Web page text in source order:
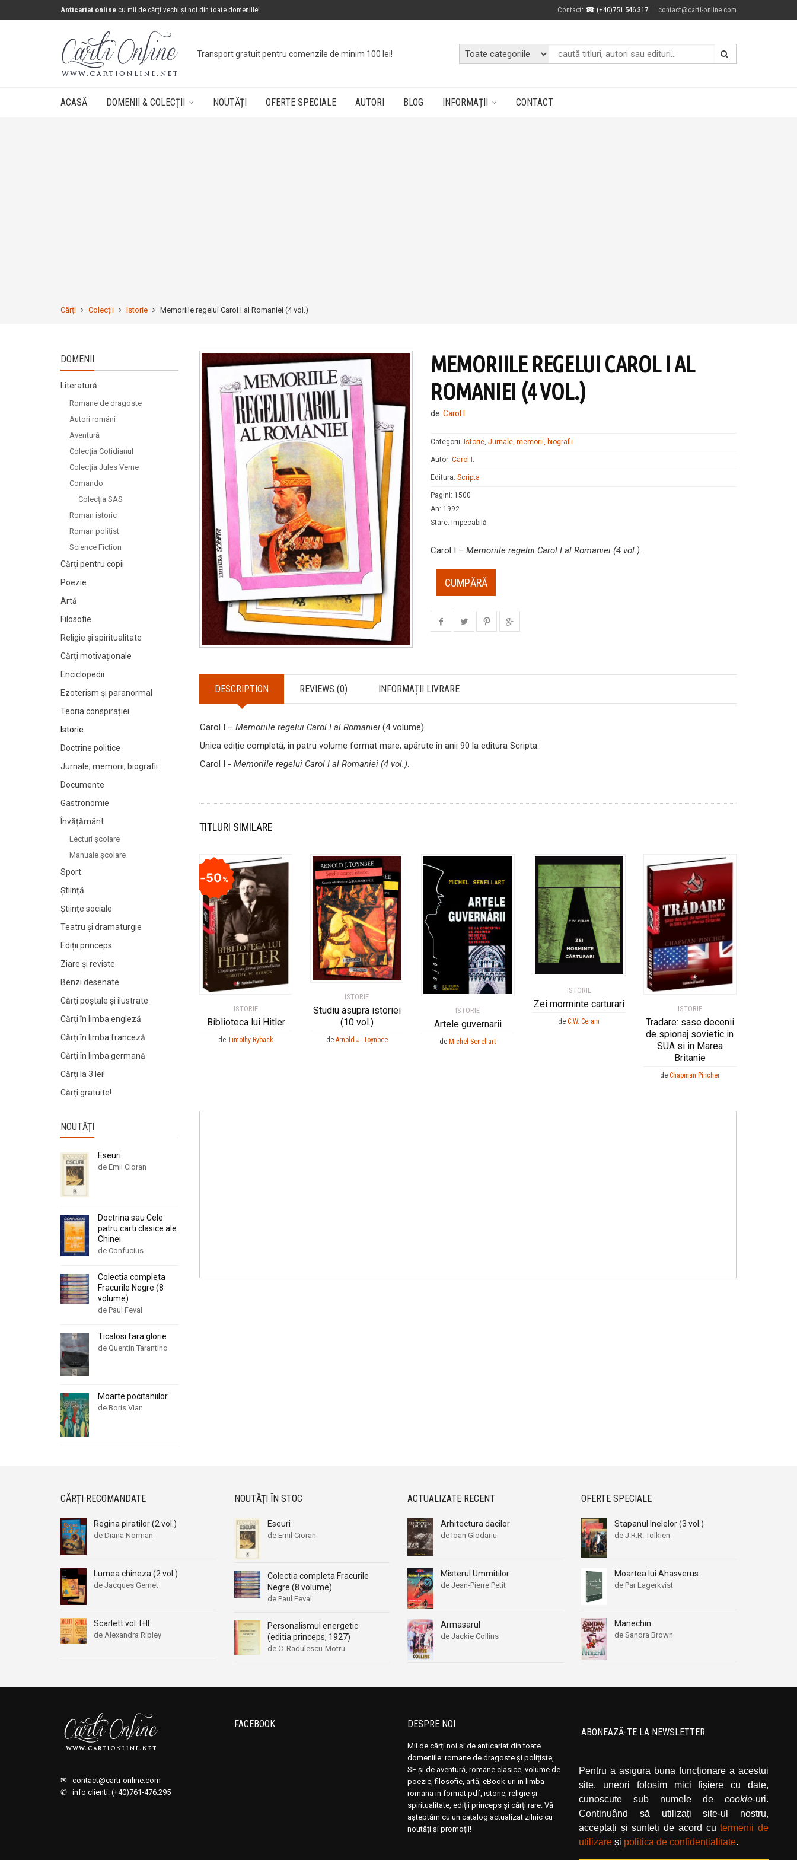
Pentru a asigura buna funcționare a acestui
site, uneori folosim mici fișiere cu date,
cunoscute sub numele de cookie-uri.
Continuând să utilizați site-ul nostru,
acceptați și sunteți de acord cutermenii de
utilizare și politica de confidențialitate.
Anticariat online cu mii de cărți vechi și noi din toate domeniile! Contact: ☎ (+40)751.546.317 contact@carti-online.com
Transport gratuit pentru comenzile de minim 100 lei!
ACASĂ DOMENII & COLECȚII NOUTĂȚI OFERTE SPECIALE AUTORI BLOG INFORMAȚII CONTACT
Cărți Colecții Istorie Memoriile regelui Carol I al Romaniei (4 vol.)
MEMORIILE REGELUI CAROL I AL
ROMANIEI (4 VOL.)
de Carol I
Categorii: Istorie, Jurnale, memorii, biografii.
Autor: Carol I .
Editura: Scripta
Pagini: 1500
An: 1992
Stare: Impecabilă
Carol I – Memoriile regelui Carol I al Romaniei (4 vol.).
CUMPĂRĂ
DESCRIPTION REVIEWS (0) INFORMAȚII LIVRARE
Carol I – Memoriile regelui Carol I al Romaniei (4 volume).
Unica ediție completă, în patru volume format mare, apărute în anii 90 la editura Scripta.
Carol I - Memoriile regelui Carol I al Romaniei (4 vol.).
TITLURI SIMILARE
ISTORIE
Biblioteca lui Hitler
50%
deTimothy Ryback
ISTORIE
Studiu asupra istoriei
(10 vol.)
de Arnold J. Toynbee
ISTORIE
Artele guvernarii
de Michel Senellart
ISTORIE
Zei morminte carturari
deC.W. Ceram
ISTORIE
Tradare: sase decenii
de spionaj sovietic in
SUA si in Marea
Britanie
de Chapman Pincher
DOMENII
Literatură
Romane de dragoste
Autori români
Aventură
Colecția Cotidianul
Colecția Jules Verne
Comando
Colecția SAS
Roman istoric
Roman polițist
Science Fiction
Cărți pentru copii
Poezie
Artă
Filosofie
Religie și spiritualitate
Cărți motivaționale
Enciclopedii
Ezoterism și paranormal
Teoria conspirației
Istorie
Doctrine politice
Jurnale, memorii, biografii
Documente
Gastronomie
Învățământ
Lecturi şcolare
Manuale şcolare
Sport
Știință
Științe sociale
Teatru și dramaturgie
Ediții princeps
Ziare şi reviste
Benzi desenate
Cărți poștale și ilustrate
Cărți în limba engleză
Cărți în limba franceză
Cărți în limba germană
Cărți la 3 lei!
Cărți gratuite!
NOUTĂȚI
Eseuri
de Emil Cioran
Doctrina sau Cele
patru carti clasice ale
Chinei
de Confucius
Colectia completa
Fracurile Negre (8
volume)
de Paul Feval
Ticalosi fara glorie
de Quentin Tarantino
Moarte pocitaniilor
de Boris Vian
CĂRȚI RECOMANDATE
Regina piratilor (2 vol.)
de Diana Norman
Lumea chineza (2 vol.)
de Jacques Gernet
Scarlett vol. I+II
de Alexandra Ripley
NOUTĂȚI ÎN STOC
Eseuri
de Emil Cioran
Colectia completa Fracurile
Negre (8 volume)
de Paul Feval
Personalismul energetic
(editia princeps, 1927)
de C. Radulescu-Motru
ACTUALIZATE RECENT
Arhitectura dacilor
de Ioan Glodariu
Misterul Ummitilor
de Jean-Pierre Petit
Armasarul
de Jackie Collins
OFERTE SPECIALE
Stapanul Inelelor (3 vol.)
de J.R.R. Tolkien
Moartea lui Ahasverus
de Par Lagerkvist
Manechin
de Sandra Brown
✉ contact@carti-online.com
✆ info clienti: (+40)761-476.295
FACEBOOK DESPRE NOI
Mii de cărți noi și de anticariat din toate
domeniile: romane de dragoste și polițiste,
SF și de aventură, romane clasice, volume de
poezie, filosofie, artă, eBook-uri in limba
romana in format pdf, istorie, religie și
spiritualitate, ediții princeps și cărți rare. Vă
așteptăm cu un catalog actualizat zilnic cu
noutăți și promoții!
ABONEAZĂ-TE LA NEWSLETTER
pe butonul de abonare.